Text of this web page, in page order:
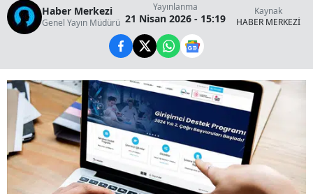
Haber Merkezi
Genel Yayın Müdürü
Yayınlanma
21 Nisan 2026 - 15:19
Kaynak
HABER MERKEZİ